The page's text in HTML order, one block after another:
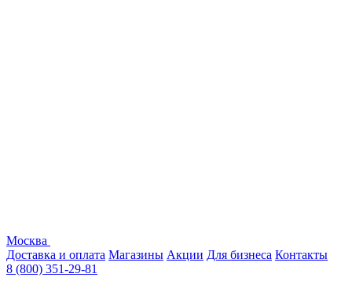
Москва
Доставка и оплата Магазины Акции Для бизнеса Контакты
8 (800) 351-29-81